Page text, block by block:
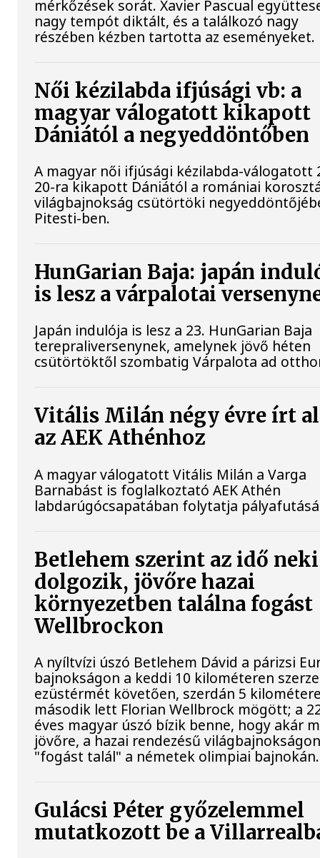
mérkőzések sorát. Xavier Pascual
nagy tempót diktált, és a találkozó nagy
részében kézben tartotta az eseményeket.
Női kézilabda ifjúsági vb: a
magyar válogatott kikapott
Dániától a negyeddöntőben
A magyar női ifjúsági kézilabda-válogatott
20-ra kikapott Dániától a romániai
világbajnokság csütörtöki
Pitesti-ben.
HunGarian Baja: japán
is lesz a várpalotai
Japán indulója is lesz a 23. HunGarian Baja
terepraliversenynek, amelynek jövő héten
csütörtöktől szombatig Várpalota ad
Vitális Milán négy évre írt
az AEK Athénhoz
A magyar válogatott Vitális Milán a Varga
Barnabást is foglalkoztató AEK Athén
labdarúgócsapatában folytatja
Betlehem szerint az idő neki
dolgozik, jövőre hazai
környezetben találna fogást
Wellbrockon
A nyíltvízi úszó Betlehem Dávid a párizsi
bajnokságon a keddi 10 kilométeren
ezüstérmét követően, szerdán 5
második lett Florian Wellbrock mögött; a
éves magyar úszó bízik benne, hogy akár
jövőre, a hazai rendezésű
"fogást talál" a németek olimpiai bajnokán.
Gulácsi Péter győzelemmel
mutatkozott be a